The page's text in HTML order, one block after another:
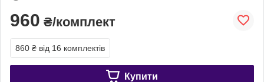
960 ₴/комплект
860 ₴ від 16 комплектів
Купити